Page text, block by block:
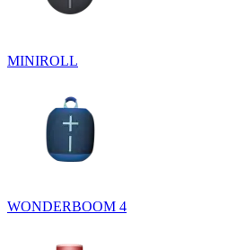
MINIROLL
WONDERBOOM 4